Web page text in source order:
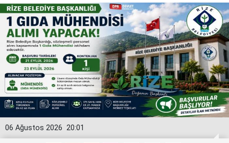
20:01
06 Ağustos 2026